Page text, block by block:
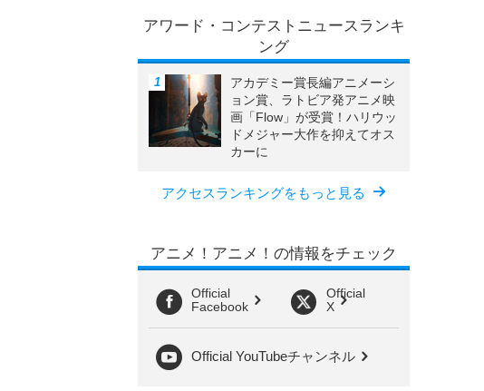
アワード・コンテストニュースランキ
ング
アカデミー賞長編アニメーシ
ョン賞、ラトビア発アニメ映
画「Flow」が受賞！ハリウッ
ドメジャー大作を抑えてオス
カーに
アクセスランキングをもっと見る
アニメ！アニメ！の情報をチェック
Official
Facebook
Official
X
Official YouTubeチャンネル